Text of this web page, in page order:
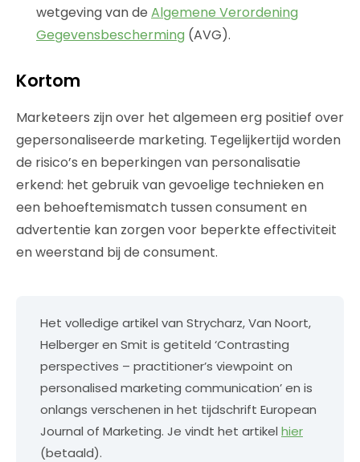
wetgeving van de Algemene Verordening
Gegevensbescherming (AVG).
Kortom
Marketeers zijn over het algemeen erg positief over
gepersonaliseerde marketing. Tegelijkertijd worden
de risico’s en beperkingen van personalisatie
erkend: het gebruik van gevoelige technieken en
een behoeftemismatch tussen consument en
advertentie kan zorgen voor beperkte effectiviteit
en weerstand bij de consument.
Het volledige artikel van Strycharz, Van Noort,
Helberger en Smit is getiteld ‘Contrasting
perspectives – practitioner’s viewpoint on
personalised marketing communication’ en is
onlangs verschenen in het tijdschrift European
Journal of Marketing. Je vindt het artikel hier
(betaald).